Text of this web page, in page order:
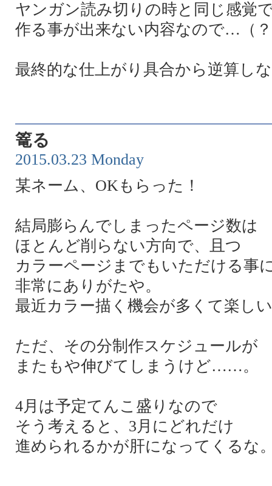
ヤンガン読み切りの時と同じ感覚
作る事が出来ない内容なので…（
最終的な仕上がり具合から逆算し
篭る
2015.03.23 Monday
某ネーム、OKもらった！
結局膨らんでしまったページ数は
ほとんど削らない方向で、且つ
カラーページまでもいただける事
非常にありがたや。
最近カラー描く機会が多くて楽し
ただ、その分制作スケジュールが
またもや伸びてしまうけど……。
4月は予定てんこ盛りなので
そう考えると、3月にどれだけ
進められるかが肝になってくるな